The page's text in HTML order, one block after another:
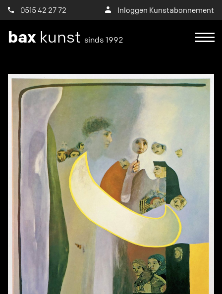
0515 42 27 72 Inloggen Kunstabonnement
bax kunst sinds 1992